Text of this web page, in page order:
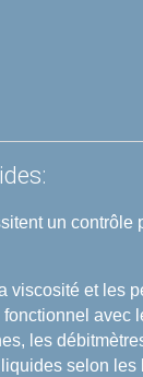
un contrôle
viscosité et les
avec
les
selon les